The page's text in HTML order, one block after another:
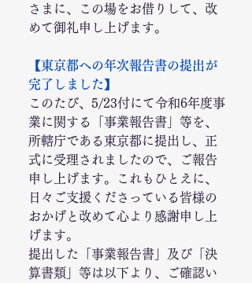
さまに、この場をお借りして、改
めて御礼申し上げます。
【東京都への年次報告書の提出が
完了しました】
このたび、5/23付にて令和6年度事
業に関する「事業報告書」等を、
所轄庁である東京都に提出し、正
式に受理されましたので、ご報告
申し上げます。これもひとえに、
日々ご支援くださっている皆様の
おかげと改めて心より感謝申し上
げます。
提出した「事業報告書」及び「決
算書類」等は以下より、ご確認い